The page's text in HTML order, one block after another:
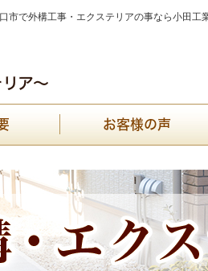
で外構工事・エクステリアの事なら小田工
お客様の声